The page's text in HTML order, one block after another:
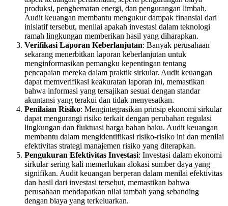
produksi, penghematan energi, dan pengurangan limbah.
Audit keuangan membantu mengukur dampak finansial dari
inisiatif tersebut, menilai apakah investasi dalam teknologi
ramah lingkungan memberikan hasil yang diharapkan.
Verifikasi Laporan Keberlanjutan: Banyak perusahaan
sekarang menerbitkan laporan keberlanjutan untuk
menginformasikan pemangku kepentingan tentang
pencapaian mereka dalam praktik sirkular. Audit keuangan
dapat memverifikasi keakuratan laporan ini, memastikan
bahwa informasi yang tersajikan sesuai dengan standar
akuntansi yang terakui dan tidak menyesatkan.
Penilaian Risiko: Mengintegrasikan prinsip ekonomi sirkular
dapat mengurangi risiko terkait dengan perubahan regulasi
lingkungan dan fluktuasi harga bahan baku. Audit keuangan
membantu dalam mengidentifikasi risiko-risiko ini dan menilai
efektivitas strategi manajemen risiko yang diterapkan.
Pengukuran Efektivitas Investasi: Investasi dalam ekonomi
sirkular sering kali memerlukan alokasi sumber daya yang
signifikan. Audit keuangan berperan dalam menilai efektivitas
dan hasil dari investasi tersebut, memastikan bahwa
perusahaan mendapatkan nilai tambah yang sebanding
dengan biaya yang terkeluarkan.